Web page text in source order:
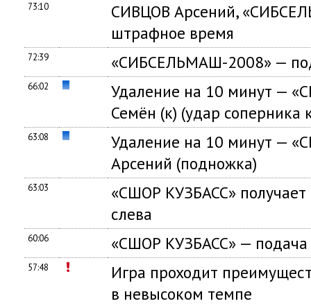
73:10
СИВЦОВ Арсений,
штрафное время
72:39 «СИБСЕЛЬМАШ-2008» —
66:02
Удаление на 10 минут —
Семён (к) (удар
63:08
Удаление на 10 минут —
Арсений (подножка)
63:03
«СШОР КУЗБАСС»
слева
60:06 «СШОР КУЗБАСС» — подача
57:48
Игра проходит
в невысоком темпе